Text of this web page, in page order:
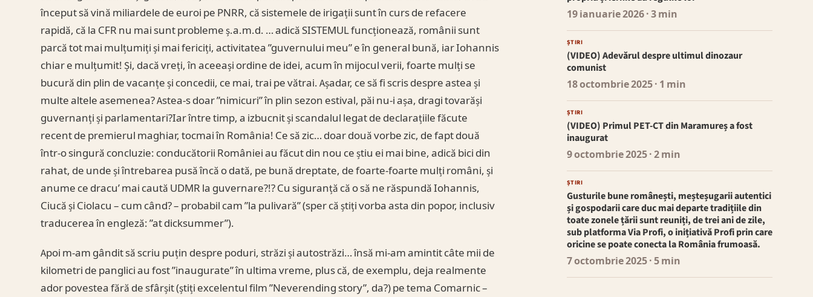
început să vină miliardele de euroi pe PNRR, că sistemele de irigații sunt în curs de refacere
rapidă, că la CFR nu mai sunt probleme ș.a.m.d. … adică SISTEMUL funcționează, românii sunt
parcă tot mai mulțumiți și mai fericiți, activitatea ”guvernului meu” e în general bună, iar Iohannis
chiar e mulțumit! Și, dacă vreți, în aceeași ordine de idei, acum în mijocul verii, foarte mulți se
bucură din plin de vacanțe și concedii, ce mai, trai pe vătrai. Așadar, ce să fi scris despre astea și
multe altele asemenea? Astea-s doar ”nimicuri” în plin sezon estival, păi nu-i așa, dragi tovarăși
guvernanți și parlamentari?Iar între timp, a izbucnit și scandalul legat de declarațiile făcute
recent de premierul maghiar, tocmai în România! Ce să zic… doar două vorbe zic, de fapt două
într-o singură concluzie: conducătorii României au făcut din nou ce știu ei mai bine, adică bici din
rahat, de unde și întrebarea pusă încă o dată, pe bună dreptate, de foarte-foarte mulți români, și
anume ce dracu’ mai caută UDMR la guvernare?!? Cu siguranță că o să ne răspundă Iohannis,
Ciucă și Ciolacu – cum când? – probabil cam ”la pulivară” (sper că știți vorba asta din popor, inclusiv
traducerea în engleză: ”at dicksummer”).
Apoi m-am gândit să scriu puțin despre poduri, străzi și autostrăzi… însă mi-am amintit câte mii de
kilometri de panglici au fost ”inaugurate” în ultima vreme, plus că, de exemplu, deja realmente
ador povestea fără de sfârșit (știți excelentul film ”Neverending story”, da?) pe tema Comarnic –
19 ianuarie 2026· 3 min
ȘTIRI
(VIDEO) Adevărul despre ultimul dinozaur
comunist
18 octombrie 2025· 1 min
ȘTIRI
(VIDEO) Primul PET-CT din Maramureș a fost
inaugurat
9 octombrie 2025· 2 min
ȘTIRI
Gusturile bune românești, meșteșugarii autentici
și gospodarii care duc mai departe tradițiile din
toate zonele țării sunt reuniți, de trei ani de zile,
sub platforma Via Profi, o inițiativă Profi prin care
oricine se poate conecta la România frumoasă.
7 octombrie 2025· 5 min